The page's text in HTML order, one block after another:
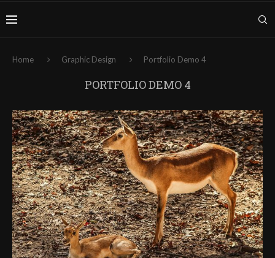
Home Graphic Design Portfolio Demo 4
PORTFOLIO DEMO 4